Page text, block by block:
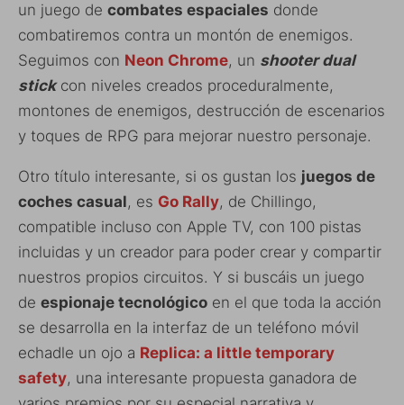
un juego de combates espaciales donde
combatiremos contra un montón de enemigos.
Seguimos con Neon Chrome, un shooter dual
stickcon niveles creados proceduralmente,
montones de enemigos, destrucción de escenarios
y toques de RPG para mejorar nuestro personaje.
Otro título interesante, si os gustan los juegos de
coches casual, es Go Rally, de Chillingo,
compatible incluso con Apple TV, con 100 pistas
incluidas y un creador para poder crear y compartir
nuestros propios circuitos. Y si buscáis un juego
de espionaje tecnológico en el que toda la acción
se desarrolla en la interfaz de un teléfono móvil
echadle un ojo a Replica: a little temporary
safety, una interesante propuesta ganadora de